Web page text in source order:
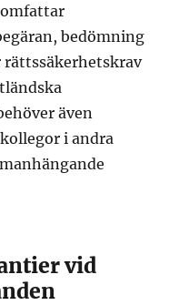
bedömning
även
i andra
vid